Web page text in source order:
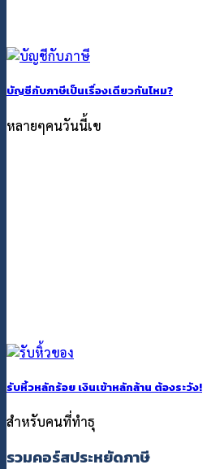
บัญชีกับภาษีเป็นเรื่องเดียวกันไหม?
หลายๆคนวันนี้เข
รับหิ้วหลักร้อย เงินเข้าหลักล้าน ต้องระวัง!
สำหรับคนที่ทำธุ
รวมคอร์สประหยัดภาษี